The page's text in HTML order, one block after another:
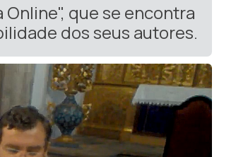
que se encontra
dos seus autores.